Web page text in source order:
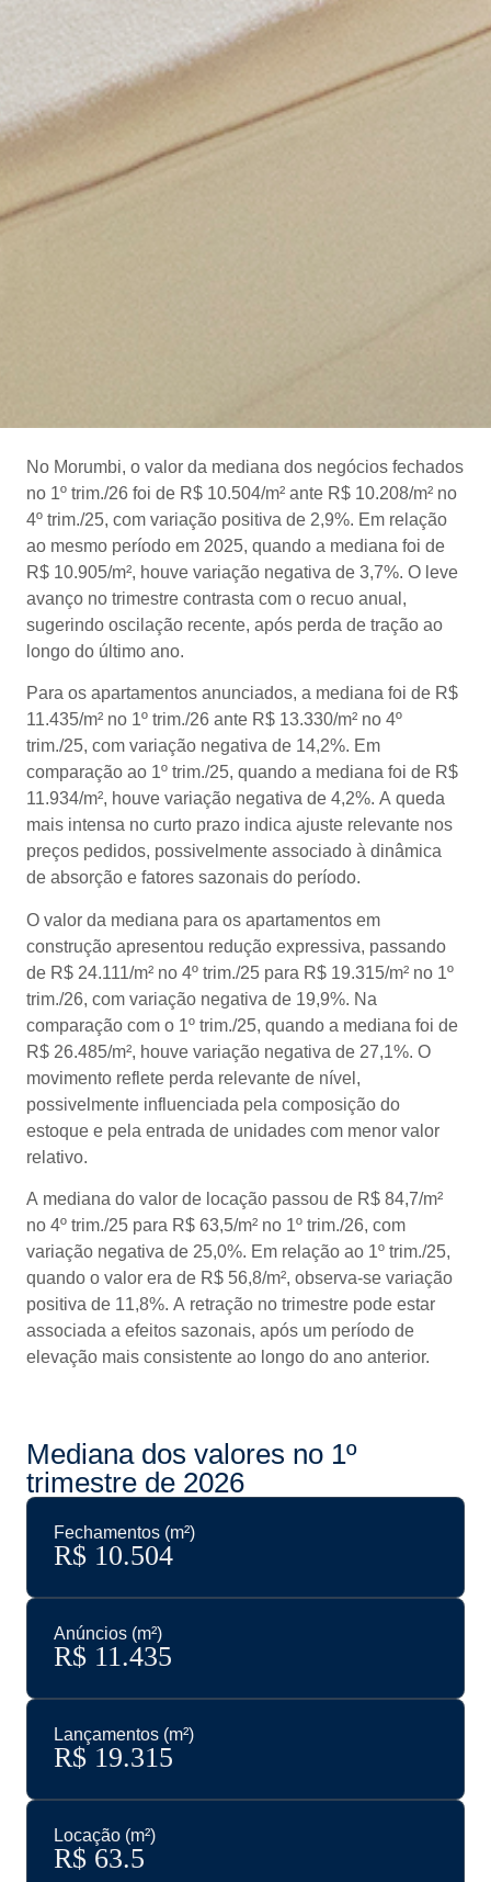
No Morumbi, o valor da mediana dos negócios fechados
no 1º trim./26 foi de R$ 10.504/m² ante R$ 10.208/m² no
4º trim./25, com variação positiva de 2,9%. Em relação
ao mesmo período em 2025, quando a mediana foi de
R$ 10.905/m², houve variação negativa de 3,7%. O leve
avanço no trimestre contrasta com o recuo anual,
sugerindo oscilação recente, após perda de tração ao
longo do último ano.
Para os apartamentos anunciados, a mediana foi de R$
11.435/m² no 1º trim./26 ante R$ 13.330/m² no 4º
trim./25, com variação negativa de 14,2%. Em
comparação ao 1º trim./25, quando a mediana foi de R$
11.934/m², houve variação negativa de 4,2%. A queda
mais intensa no curto prazo indica ajuste relevante nos
preços pedidos, possivelmente associado à dinâmica
de absorção e fatores sazonais do período.
O valor da mediana para os apartamentos em
construção apresentou redução expressiva, passando
de R$ 24.111/m² no 4º trim./25 para R$ 19.315/m² no 1º
trim./26, com variação negativa de 19,9%. Na
comparação com o 1º trim./25, quando a mediana foi de
R$ 26.485/m², houve variação negativa de 27,1%. O
movimento reflete perda relevante de nível,
possivelmente influenciada pela composição do
estoque e pela entrada de unidades com menor valor
relativo.
A mediana do valor de locação passou de R$ 84,7/m²
no 4º trim./25 para R$ 63,5/m² no 1º trim./26, com
variação negativa de 25,0%. Em relação ao 1º trim./25,
quando o valor era de R$ 56,8/m², observa-se variação
positiva de 11,8%. A retração no trimestre pode estar
associada a efeitos sazonais, após um período de
elevação mais consistente ao longo do ano anterior.
Mediana dos valores no 1º
trimestre de 2026
Fechamentos (m²)
R$ 10.504
Anúncios (m²)
R$ 11.435
Lançamentos (m²)
R$ 19.315
Locação (m²)
R$ 63.5